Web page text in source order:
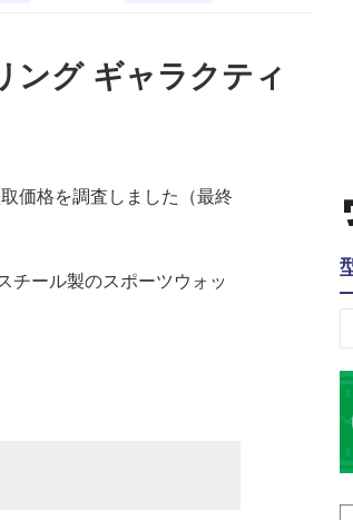
ング ギャラクティ
価格を調査しました（最終
チール製のスポーツウォッ